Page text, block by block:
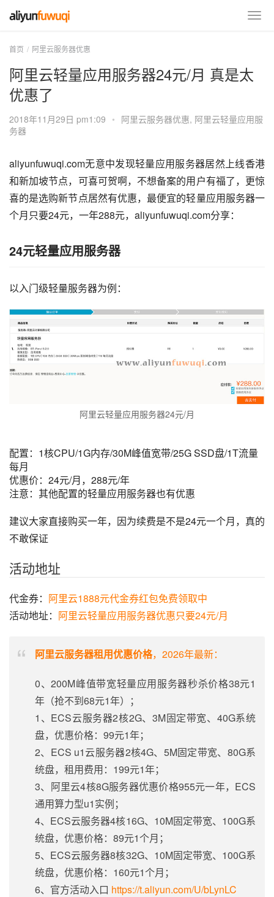
首页 阿里云服务器优惠
阿里云轻量应用服务器24元/月 真是太
优惠了
2018年11月29日 pm1:09 • 阿里云服务器优惠, 阿里云轻量应用服
务器
aliyunfuwuqi.com无意中发现轻量应用服务器居然上线香港
和新加坡节点，可喜可贺啊，不想备案的用户有福了，更惊
喜的是选购新节点居然有优惠，最便宜的轻量应用服务器一
个月只要24元，一年288元，aliyunfuwuqi.com分享：
24元轻量应用服务器
以入门级轻量服务器为例：
阿里云轻量应用服务器24元/月
配置：1核CPU/1G内存/30M峰值宽带/25G SSD盘/1T流量
每月
优惠价：24元/月，288元/年
注意：其他配置的轻量应用服务器也有优惠
建议大家直接购买一年，因为续费是不是24元一个月，真的
不敢保证
活动地址
代金券： 阿里云1888元代金券红包免费领取中
活动地址： 阿里云轻量应用服务器优惠只要24元/月
阿里云服务器租用优惠价格，2026年最新：
0、200M峰值带宽轻量应用服务器秒杀价格38元1
年（抢不到68元1年）；
1、ECS云服务器2核2G、3M固定带宽、40G系统
盘，优惠价格：99元1年；
2、ECS u1云服务器2核4G、5M固定带宽、80G系
统盘，租用费用：199元1年；
3、阿里云4核8G服务器优惠价格955元一年，ECS
通用算力型u1实例；
4、ECS云服务器4核16G、10M固定带宽、100G系
统盘，优惠价格：89元1个月；
5、ECS云服务器8核32G、10M固定带宽、100G系
统盘，优惠价格：160元1个月；
6、官方活动入口 https://t.aliyun.com/U/bLynLC